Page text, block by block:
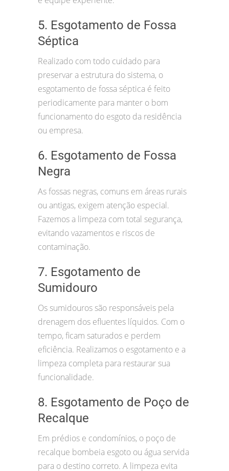
5. Esgotamento de Fossa
Séptica
Realizado com todo cuidado para
preservar a estrutura do sistema, o
esgotamento de fossa séptica é feito
periodicamente para manter o bom
funcionamento do esgoto da residência
ou empresa.
6. Esgotamento de Fossa
Negra
As fossas negras, comuns em áreas rurais
ou antigas, exigem atenção especial.
Fazemos a limpeza com total segurança,
evitando vazamentos e riscos de
contaminação.
7. Esgotamento de
Sumidouro
Os sumidouros são responsáveis pela
drenagem dos efluentes líquidos. Com o
tempo, ficam saturados e perdem
eficiência. Realizamos o esgotamento e a
limpeza completa para restaurar sua
funcionalidade.
8. Esgotamento de Poço de
Recalque
Em prédios e condomínios, o poço de
recalque bombeia esgoto ou água servida
para o destino correto. A limpeza evita